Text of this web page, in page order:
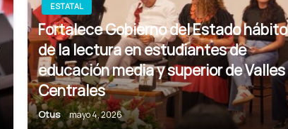
ESTATAL
Fortalece Gobierno del Estado hábito
de la lectura en estudiantes de
educación media y superior de Valles
Centrales
Otus mayo 4, 2026